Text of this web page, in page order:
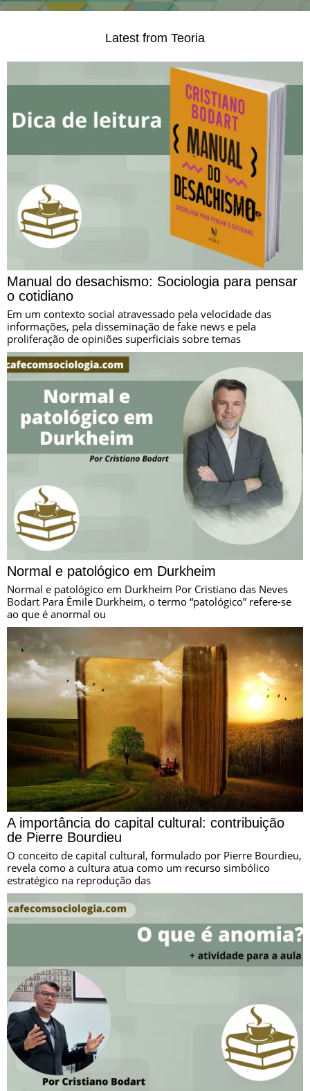
Latest from Teoria
Manual do desachismo: Sociologia para pensar
o cotidiano
Em um contexto social atravessado pela velocidade das
informações, pela disseminação de fake news e pela
proliferação de opiniões superficiais sobre temas
Normal e patológico em Durkheim
Normal e patológico em Durkheim Por Cristiano das Neves
Bodart Para Émile Durkheim, o termo “patológico” refere-se
ao que é anormal ou
A importância do capital cultural: contribuição
de Pierre Bourdieu
O conceito de capital cultural, formulado por Pierre Bourdieu,
revela como a cultura atua como um recurso simbólico
estratégico na reprodução das